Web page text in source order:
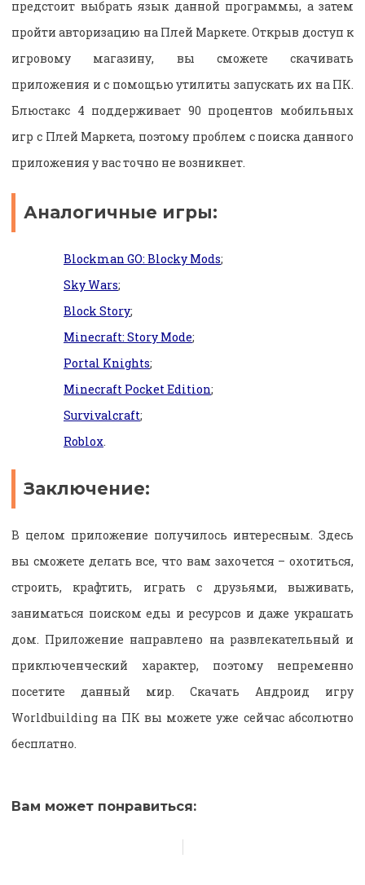
предстоит выбрать язык данной программы, а затем
пройти авторизацию на Плей Маркете. Открыв доступ к
игровому магазину, вы сможете скачивать
приложения и с помощью утилиты запускать их на ПК.
Блюстакс 4 поддерживает 90 процентов мобильных
игр с Плей Маркета, поэтому проблем с поиска данного
приложения у вас точно не возникнет.
Аналогичные игры:
Blockman GO: Blocky Mods;
Sky Wars;
Block Story;
Minecraft: Story Mode;
Portal Knights;
Minecraft Pocket Edition;
Survivalcraft;
Roblox.
Заключение:
В целом приложение получилось интересным. Здесь
вы сможете делать все, что вам захочется – охотиться,
строить, крафтить, играть с друзьями, выживать,
заниматься поиском еды и ресурсов и даже украшать
дом. Приложение направлено на развлекательный и
приключенческий характер, поэтому непременно
посетите данный мир. Скачать Андроид игру
Worldbuilding на ПК вы можете уже сейчас абсолютно
бесплатно.
Вам может понравиться: